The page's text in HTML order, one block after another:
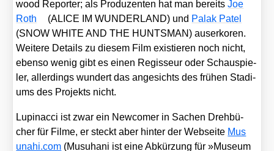
wood Repor­ter; als Pro­du­zen­ten hat man bereitsJoe
Roth
(ALICE IM WUNDERLAND) und Palak Patel
(SNOW WHITE AND THE HUNTSMAN) aus­er­ko­ren.
Wei­te­re Details zu die­sem Film exis­tie­ren noch nicht,
eben­so wenig gibt es einen Regis­seur oder Schau­spie­
ler, aller­dings wun­dert das ange­sichts des frü­hen Sta­di­
ums des Pro­jekts nicht.
Lupin­ac­ci ist zwar ein New­co­mer in Sachen Dreh­bü­
cher für Fil­me, er steckt aber hin­ter der Web­sei­te Mus​
unahi​.com (Mus­uha­ni ist eine Abkür­zung für »Muse­um